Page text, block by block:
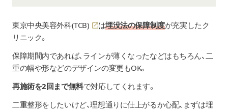
東京中央美容外科(TCB) は埋没法の保障制度が充実したク
リニック。
保障期間内であれば、ラインが薄くなったなどはもちろん、二
重の幅や形などのデザインの変更もOK。
再施術を2回まで無料で対応してくれます。
二重整形をしたいけど、理想通りに仕上がるか心配、まずは埋